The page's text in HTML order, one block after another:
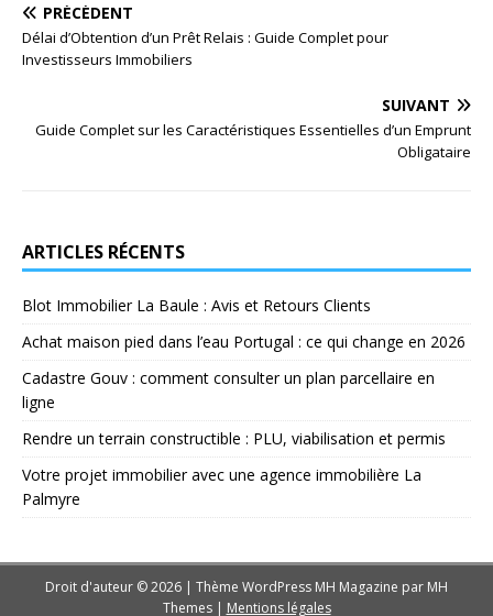
PRÉCÉDENT
Délai d’Obtention d’un Prêt Relais : Guide Complet pour
Investisseurs Immobiliers
SUIVANT
Guide Complet sur les Caractéristiques Essentielles d’un Emprunt
Obligataire
ARTICLES RÉCENTS
Blot Immobilier La Baule : Avis et Retours Clients
Achat maison pied dans l’eau Portugal : ce qui change en 2026
Cadastre Gouv : comment consulter un plan parcellaire en
ligne
Rendre un terrain constructible : PLU, viabilisation et permis
Votre projet immobilier avec une agence immobilière La
Palmyre
Droit d'auteur © 2026 | Thème WordPress MH Magazine par MH
Themes | Mentions légales